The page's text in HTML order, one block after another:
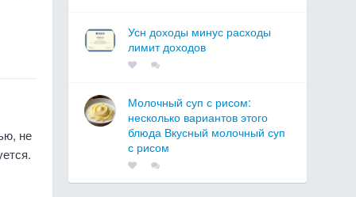
не
Усн доходы минус расходы
лимит доходов
Молочный суп с рисом:
несколько вариантов этого
блюда Вкусный молочный суп
с рисом